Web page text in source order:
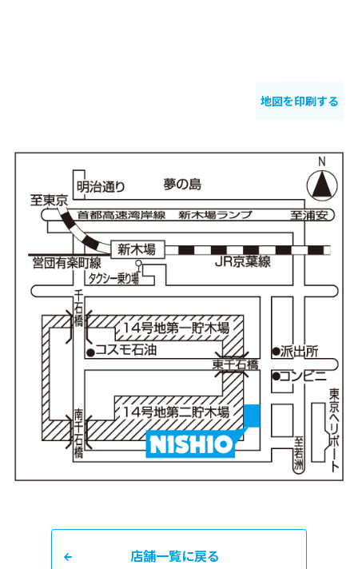
地図を印刷する
店舗一覧に戻る